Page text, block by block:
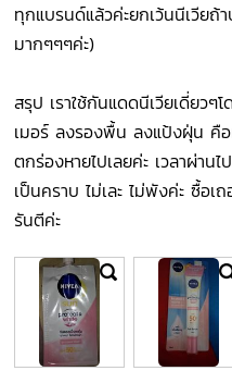
ทุกแบรนด์แล้วค่ะยกเว้นนีเวียถ้
มากๆๆๆค่ะ)
สรุป เราใช้กันแดดนีเวียเดี่ยวๆ
เมอร์ ลงรองพื้น ลงแป้งฝุ่น คื
ตกร่องหายไปเลยค่ะ เวลาผ่าน
เป็นคราบ ไม่เละ ไม่พังค่ะ ซื้อเ
รันตีค่ะ